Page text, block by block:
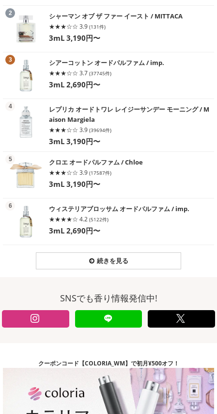
シャーマン オブ ザ ファー イースト / MITTACA
★★★☆☆ 3.9 (131件)
3mL 3,190円〜
2
シアーコットン オードパルファム / imp.
★★★☆☆ 3.7 (37745件)
3mL 2,690円〜
3
レプリカ オードトワレ レイジーサンデー モーニング / M
aison Margiela
★★★☆☆ 3.9 (39694件)
3mL 3,190円〜
4
クロエ オードパルファム / Chloe
★★★☆☆ 3.9 (17587件)
3mL 3,190円〜
5
ウィステリアブロッサム オードパルファム / imp.
★★★★☆ 4.2 (5122件)
3mL 2,690円〜
6
続きを見る
SNSでも香り情報発信中!
クーポンコード【COLORIA_WM】で初月¥500オフ！